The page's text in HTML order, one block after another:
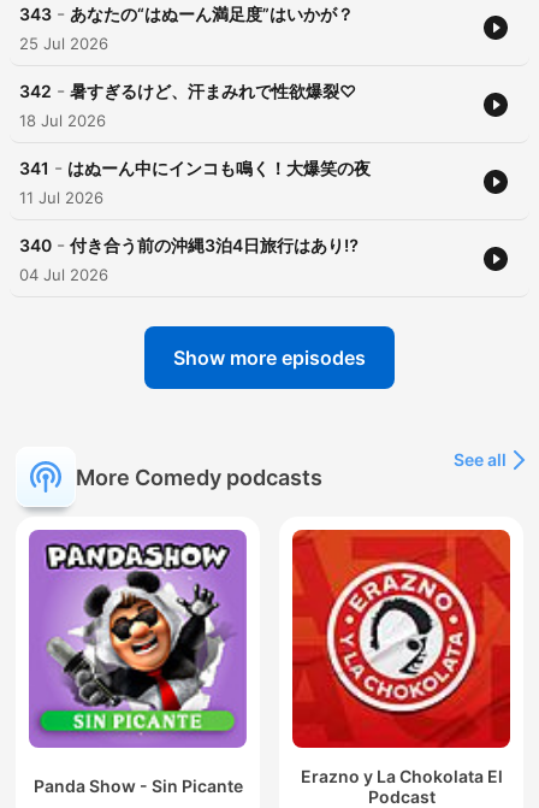
343 - あなたの“はぬーん満足度”はいかが？
25 Jul 2026
342 - 暑すぎるけど、汗まみれで性欲爆裂♡
18 Jul 2026
341 - はぬーん中にインコも鳴く！大爆笑の夜
11 Jul 2026
340 - 付き合う前の沖縄3泊4日旅行はあり⁉︎
04 Jul 2026
Show more episodes
More Comedy podcasts
See all
Panda Show - Sin Picante
Erazno y La Chokolata El
Podcast